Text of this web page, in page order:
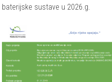
baterijske sustave u 2026.g.